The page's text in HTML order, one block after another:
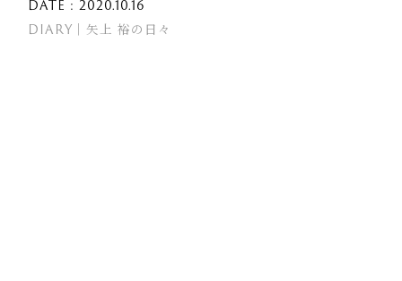
DATE : 2020.10.16
DIARY｜矢上 裕の日々